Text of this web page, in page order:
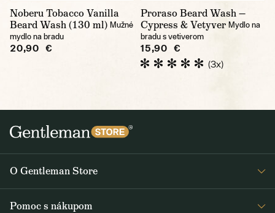
Noberu Tobacco Vanilla
Beard Wash (130 ml) Mužné
mydlo na bradu
20,90 €
Proraso Beard Wash —
Cypress & Vetyver Mydlo na
bradu s vetiverom
15,90 €
(3x)
O Gentleman Store
Pomoc s nákupom